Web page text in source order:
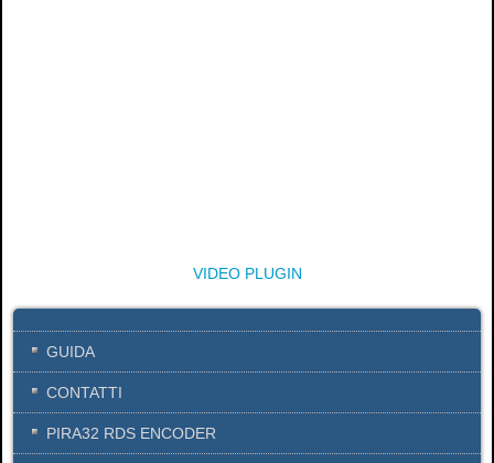
VIDEO PLUGIN
GUIDA
CONTATTI
PIRA32 RDS ENCODER